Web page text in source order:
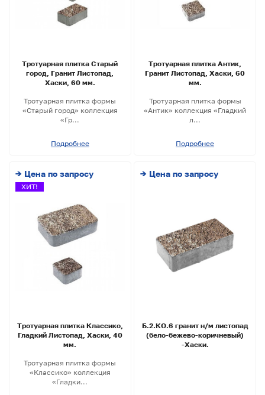
Тротуарная плитка Старый
город, Гранит Листопад,
Хаски, 60 мм.
Тротуарная плитка формы
«Старый город» коллекция
«Гр...
Подробнее
Тротуарная плитка Антик,
Гранит Листопад, Хаски, 60
мм.
Тротуарная плитка формы
«Антик» коллекция «Гладкий
л...
Подробнее
→ Цена по запросу
ХИТ!
Тротуарная плитка Классико,
Гладкий Листопад, Хаски, 40
мм.
Тротуарная плитка формы
«Классико» коллекция
«Гладки...
→ Цена по запросу
Б.2.КО.6 гранит н/м листопад
(бело-бежево-коричневый)
-Хаски.